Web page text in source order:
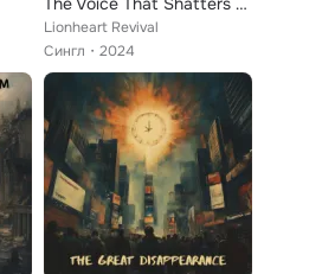
Lionheart Revival
Сингл
2024